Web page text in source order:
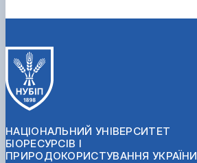
НАЦІОНАЛЬНИЙ УНІВЕРСИТЕТ
БІОРЕСУРСІВ І
ПРИРОДОКОРИСТУВАННЯ УКРАЇНИ